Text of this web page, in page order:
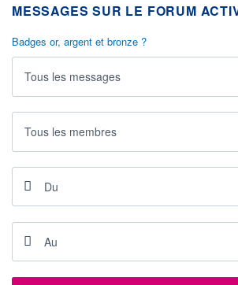
LIMITE À LA LIMITE À
RENDEMENT
-
PER
0,00 EUR
DIVIDENDE
-
ÉLIGIBILITÉ
PEA
PEA-PME
CTO BUSINESS
RISQUE
+ ALERTE + PORTEFEUILLE
MESSAGES SUR LE FORUM
Badges or, argent et bronze ?
Tous les messages
Tous les membres